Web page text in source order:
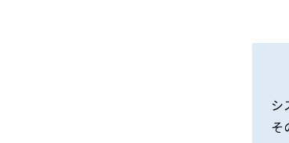
シ
そ